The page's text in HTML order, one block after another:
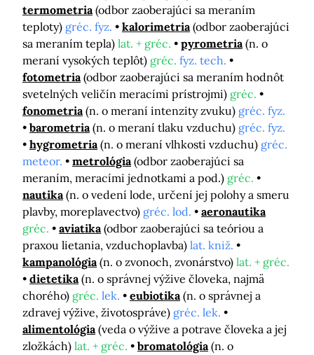
termometria (odbor zaoberajúci sa meraním
teploty) gréc. fyz. kalorimetria (odbor zaoberajúci
sa meraním tepla) lat. + gréc. pyrometria (n. o
meraní vysokých teplôt) gréc. fyz. tech.
fotometria (odbor zaoberajúci sa meraním hodnôt
svetelných veličín meracími prístrojmi) gréc.
fonometria (n. o meraní intenzity zvuku) gréc. fyz.
barometria (n. o meraní tlaku vzduchu) gréc. fyz.
hygrometria (n. o meraní vlhkosti vzduchu) gréc.
meteor.
metrológia (odbor zaoberajúci sa
meraním, meracími jednotkami a pod.) gréc.
nautika (n. o vedení lode, určení jej polohy a smeru
plavby, moreplavectvo) gréc. lod.
aeronautika
gréc.
aviatika (odbor zaoberajúci sa teóriou a
praxou lietania, vzduchoplavba) lat. kniž.
kampanológia (n. o zvonoch, zvonárstvo) lat. + gréc.
dietetika (n. o správnej výžive človeka, najmä
chorého) gréc. lek. eubiotika (n. o správnej a
zdravej výžive, životospráve) gréc. lek.
alimentológia (veda o výžive a potrave človeka a jej
zložkách) lat. + gréc. bromatológia (n. o